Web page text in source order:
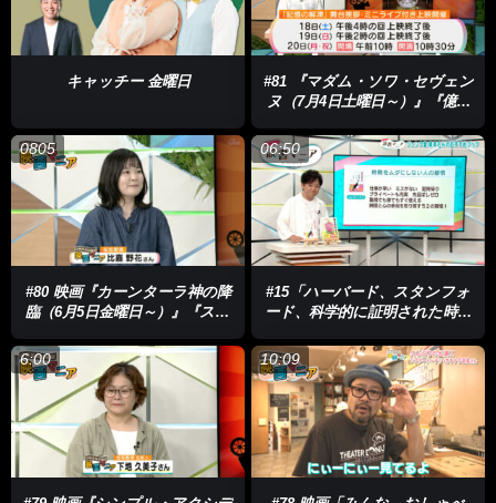
キャッチー 金曜日
#81 『マダム・ソワ・セヴェン
ヌ（7月4日土曜日～）』『億万
土曜日～）』『PEAKEND（7月
18日土曜日～）』
0805
#80 映画『カーンターラ神の降
臨（6月5日金曜日～）』『スカ
映（6月5日金曜日～）』『ヴィ
ヴァルディと私（6月13日土曜
日～）』
06:50
#15「ハーバード、スタンフォ
ード、科学的に証明された時間
をかなえるゾウ 子ども版１」
6:00 10:09